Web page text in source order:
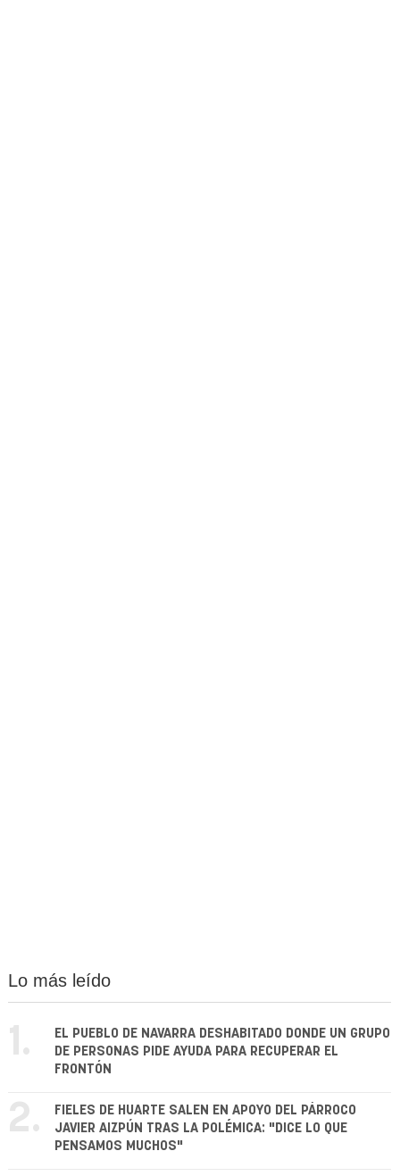
Lo más leído
1.
EL PUEBLO DE NAVARRA DESHABITADO DONDE UN GRUPO
DE PERSONAS PIDE AYUDA PARA RECUPERAR EL
FRONTÓN
2.
FIELES DE HUARTE SALEN EN APOYO DEL PÁRROCO
JAVIER AIZPÚN TRAS LA POLÉMICA: "DICE LO QUE
PENSAMOS MUCHOS"